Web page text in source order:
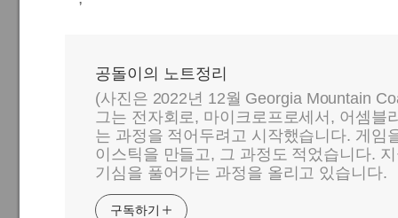
공돌이의 노트정리
(사진은 2022년 12월 Georgia Mountain
그는 전자회로, 마이크로프로세서, 어셈블
는 과정을 적어두려고 시작했습니다. 게임
이스틱을 만들고, 그 과정도 적었습니다.
기심을 풀어가는 과정을 올리고 있습니다.
구독하기